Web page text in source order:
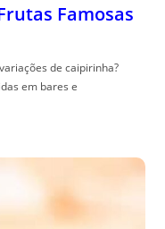
Famosas
de caipirinha?
em bares e